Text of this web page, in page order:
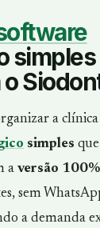
simples
a
simples
a versão
sem
a demanda